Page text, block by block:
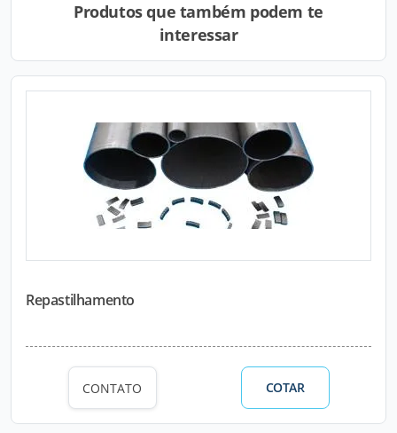
Produtos que também podem te
interessar
Repastilhamento
CONTATO COTAR